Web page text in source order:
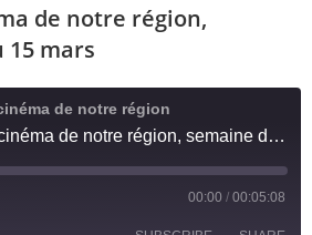
de notre région,
15 mars
de notre région
Les sorties cinéma de notre région, semaine du 9 au 15 mars
00:00 / 00:05:08